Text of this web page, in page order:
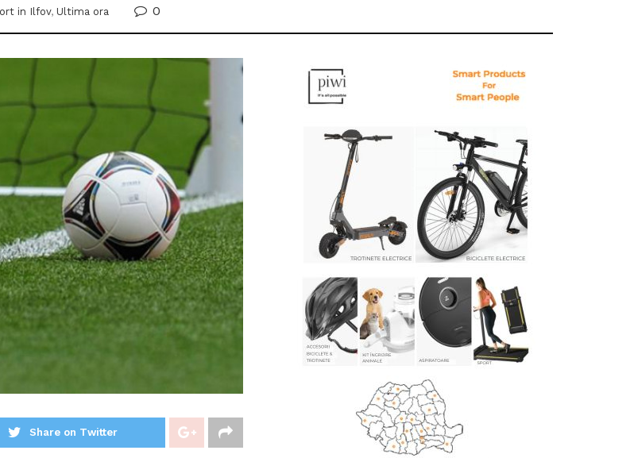
in Ilfov, Ultima ora 0
Share on Twitter